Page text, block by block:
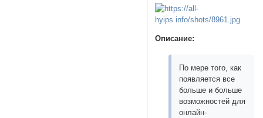
Описание:
По мере того, как
появляется все
больше и больше
возможностей для
онлайн-